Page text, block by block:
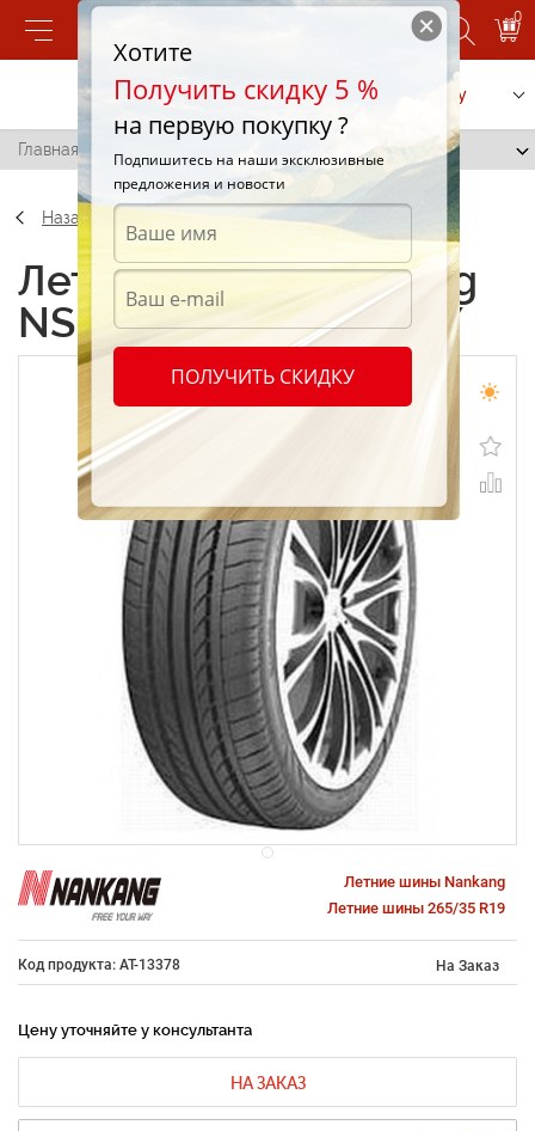
0
Позвонить Заказать услугу
Главная /
Назад
Летние шины Nankang
NS-20 265/35 R19 98Y
Летние шины Nankang
Летние шины 265/35 R19
Код продукта: AT-13378 На Заказ
Цену уточняйте у консультанта
НА ЗАКАЗ
Хотите
Получить скидку 5 %
на первую покупку ?
Подпишитесь на наши эксклюзивные
предложения и новости
ПОЛУЧИТЬ СКИДКУ